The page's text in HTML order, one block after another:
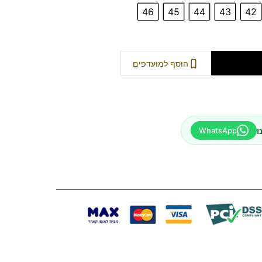
42
43
44
45
46
הוסף למועדפים
WhatsApp